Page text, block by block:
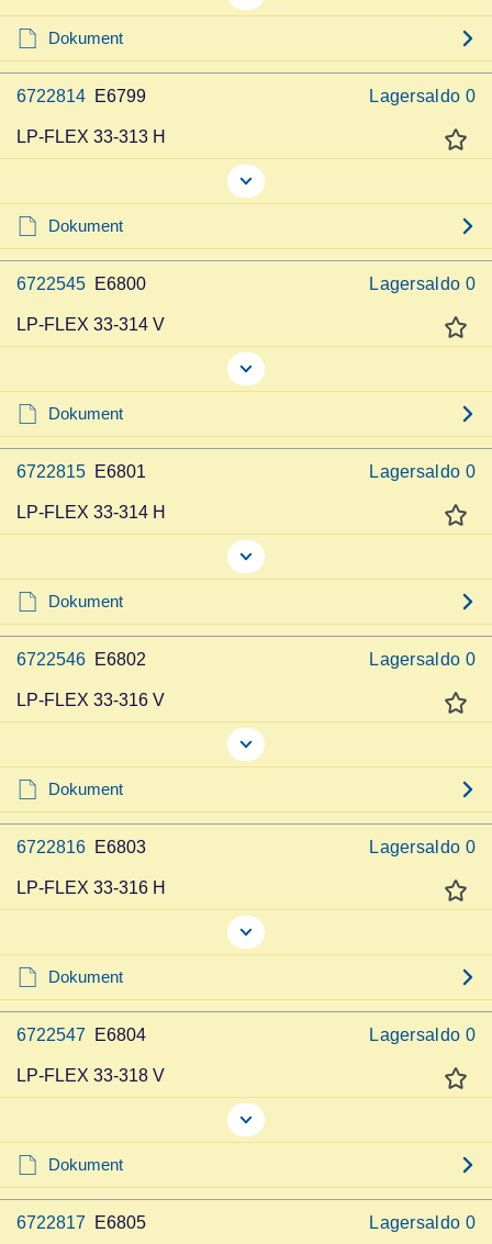
Dokument
6722814 E6799 Lagersaldo 0
LP-FLEX 33-313 H
Dokument
6722545 E6800 Lagersaldo 0
LP-FLEX 33-314 V
Dokument
6722815 E6801 Lagersaldo 0
LP-FLEX 33-314 H
Dokument
6722546 E6802 Lagersaldo 0
LP-FLEX 33-316 V
Dokument
6722816 E6803 Lagersaldo 0
LP-FLEX 33-316 H
Dokument
6722547 E6804 Lagersaldo 0
LP-FLEX 33-318 V
Dokument
6722817 E6805 Lagersaldo 0